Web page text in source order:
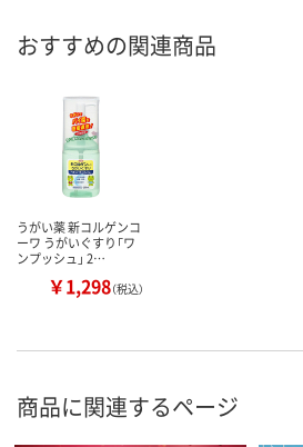
おすすめの関連商品
うがい薬 新コルゲンコ
ーワ うがいぐすり「ワ
ンプッシュ」 2…
￥1,298（税込）
商品に関連するページ